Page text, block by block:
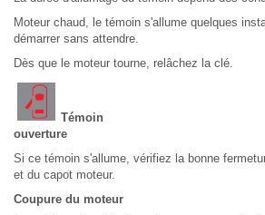
Moteur chaud, le témoin s'allume quelques
démarrer sans attendre.
Dès que le moteur tourne, relâchez la clé.
Témoin
ouverture
Si ce témoin s'allume, vérifiez la bonne
et du capot moteur.
Coupure du moteur